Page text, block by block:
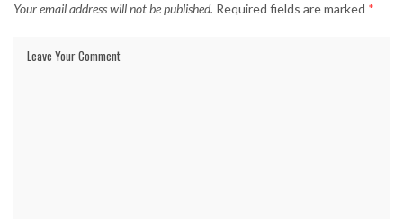
Your email address will not be published. Required fields are marked *